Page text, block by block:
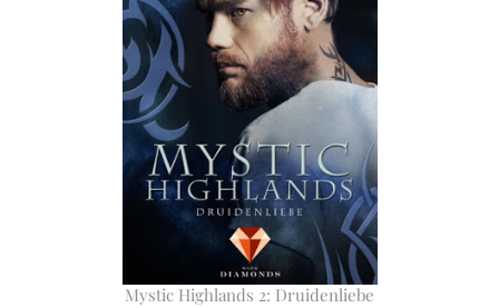
Mystic Highlands 2: Druidenliebe